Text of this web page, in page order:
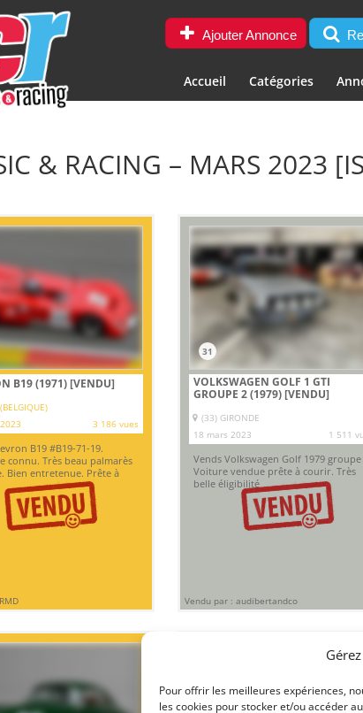
Pour offrir les meilleures expériences,
les cookies pour stocker et/ou accéder
Ajouter Annonce
Accueil Catégories
& RACING – MARS 2023
B19 (1971)[VENDU]
3 186 vues
B19 #B19-71-19.
connu. Très beau palmarès
Bien entretenue. Prête à
31
VOLKSWAGEN GOLF 1 GTI
GROUPE 2 (1979)[VENDU]
(33) GIRONDE
18 mars 2023
1 511
Vends Volkswagen Golf 1979 groupe
Voiture vendue prête à courir. Très
belle éligibilité
Vendu par : audibertandco